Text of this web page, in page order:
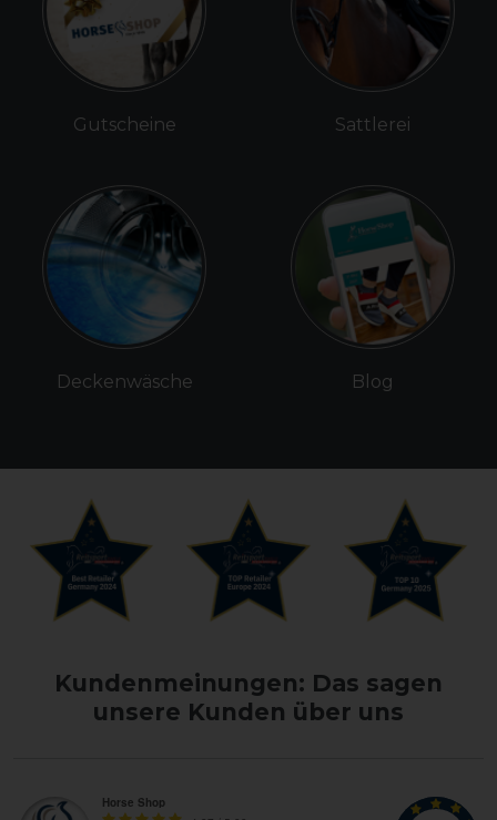
Gutscheine
Deckenwäsche
Sattlerei
Blog
Kundenmeinungen: Das sagen
unsere Kunden über uns